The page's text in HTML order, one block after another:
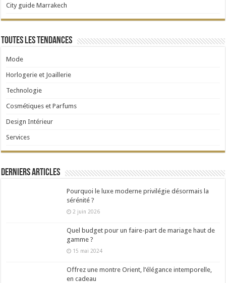
City guide Marrakech
Toutes les tendances
Mode
Horlogerie et Joaillerie
Technologie
Cosmétiques et Parfums
Design Intérieur
Services
Derniers articles
Pourquoi le luxe moderne privilégie désormais la
sérénité ?
2 juin 2026
Quel budget pour un faire-part de mariage haut de
gamme ?
15 mai 2024
Offrez une montre Orient, l’élégance intemporelle,
en cadeau